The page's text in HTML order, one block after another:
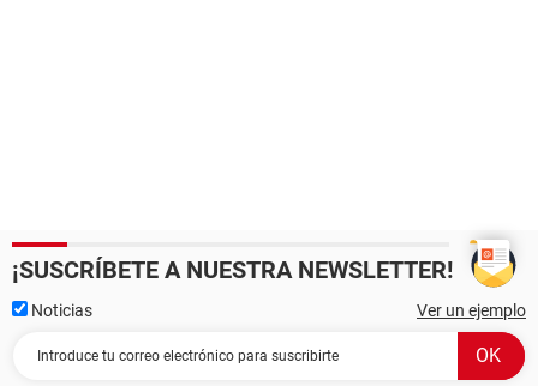
¡SUSCRÍBETE A NUESTRA NEWSLETTER!
Noticias Ver un ejemplo